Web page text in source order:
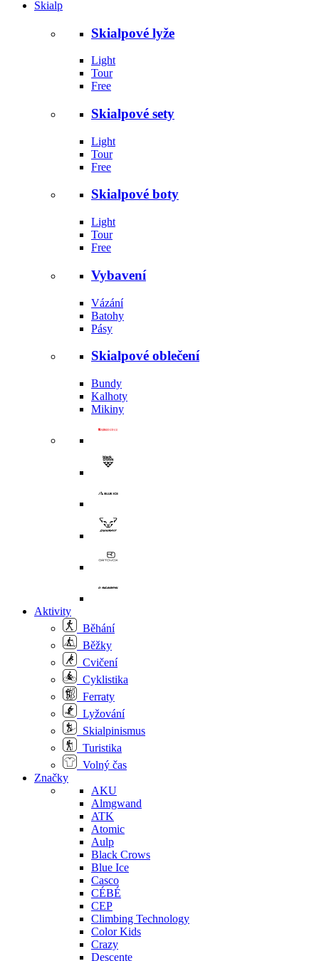
Skialp
Skialpové lyže
Light
Tour
Free
Skialpové sety
Light
Tour
Free
Skialpové boty
Light
Tour
Free
Vybavení
Vázání
Batohy
Pásy
Skialpové oblečení
Bundy
Kalhoty
Mikiny
Aktivity
Běhání
Běžky
Cvičení
Cyklistika
Ferraty
Lyžování
Skialpinismus
Turistika
Volný čas
Značky
AKU
Almgwand
ATK
Atomic
Aulp
Black Crows
Blue Ice
Casco
CÉBÉ
CEP
Climbing Technology
Color Kids
Crazy
Descente